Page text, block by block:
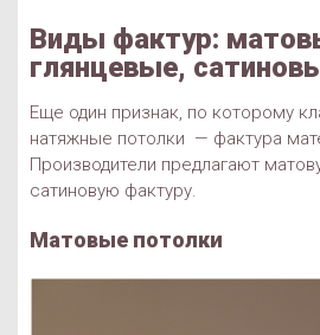
Виды фактур:
глянцевые,
Еще один признак, по которому
натяжные потолки — фактура
Производители предлагают
сатиновую фактуру.
Матовые потолки